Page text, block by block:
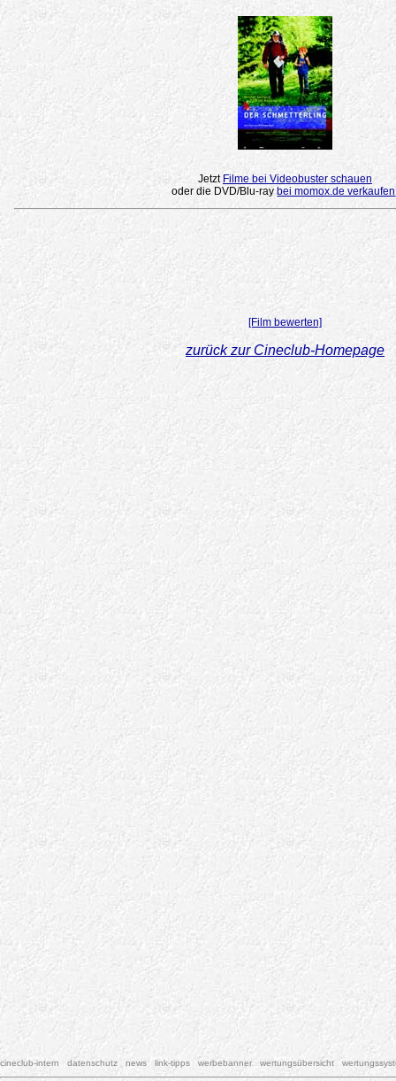
Jetzt Filme bei Videobuster schauen
oder die DVD/Blu-raybei momox.de verkaufen
[Film bewerten]
zurück zur Cineclub-Homepage
cineclub-intern datenschutz news link-tipps werbebanner wertungsübersicht